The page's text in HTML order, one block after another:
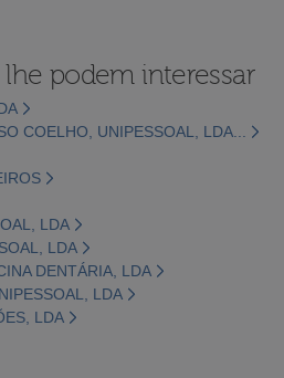
podem interessar
COELHO, UNIPESSOAL, LDA...
LDA
LDA
DENTÁRIA, LDA
LDA
LDA